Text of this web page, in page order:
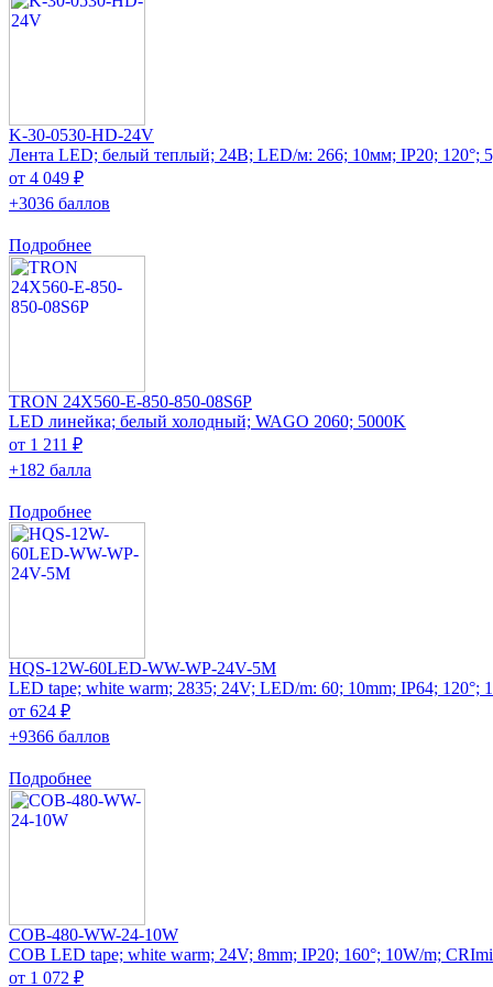
K-30-0530-HD-24V
Лента LED; белый теплый; 24В; LED/м: 266; 10мм; IP20; 120°;
от 4 049 ₽
+3036 баллов
Подробнее
TRON 24X560-E-850-850-08S6P
LED линейка; белый холодный; WAGO 2060; 5000K
от 1 211 ₽
+182 балла
Подробнее
HQS-12W-60LED-WW-WP-24V-5M
LED tape; white warm; 2835; 24V; LED/m: 60; 10mm; IP64; 120°;
от 624 ₽
+9366 баллов
Подробнее
COB-480-WW-24-10W
COB LED tape; white warm; 24V; 8mm; IP20; 160°; 10W/m;
от 1 072 ₽